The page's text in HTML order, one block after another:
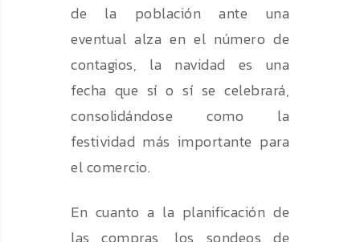
de la población ante una
eventual alza en el número de
contagios, la navidad es una
fecha que sí o sí se celebrará,
consolidándose como la
festividad más importante para
el comercio.
En cuanto a la planificación de